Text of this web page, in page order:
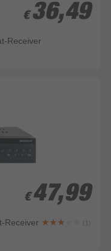
€ 36,49
€ 36,49
Receiver
€ 47,99
€ 47,99
Receiver (1)